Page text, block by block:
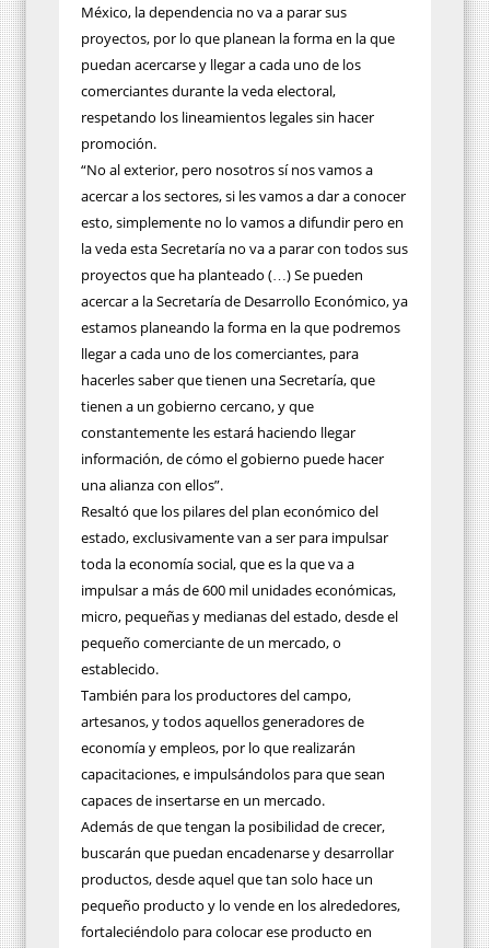
México, la dependencia no va a parar sus
proyectos, por lo que planean la forma en la que
puedan acercarse y llegar a cada uno de los
comerciantes durante la veda electoral,
respetando los lineamientos legales sin hacer
promoción.
“No al exterior, pero nosotros sí nos vamos a
acercar a los sectores, si les vamos a dar a conocer
esto, simplemente no lo vamos a difundir pero en
la veda esta Secretaría no va a parar con todos sus
proyectos que ha planteado (…) Se pueden
acercar a la Secretaría de Desarrollo Económico, ya
estamos planeando la forma en la que podremos
llegar a cada uno de los comerciantes, para
hacerles saber que tienen una Secretaría, que
tienen a un gobierno cercano, y que
constantemente les estará haciendo llegar
información, de cómo el gobierno puede hacer
una alianza con ellos”.
Resaltó que los pilares del plan económico del
estado, exclusivamente van a ser para impulsar
toda la economía social, que es la que va a
impulsar a más de 600 mil unidades económicas,
micro, pequeñas y medianas del estado, desde el
pequeño comerciante de un mercado, o
establecido.
También para los productores del campo,
artesanos, y todos aquellos generadores de
economía y empleos, por lo que realizarán
capacitaciones, e impulsándolos para que sean
capaces de insertarse en un mercado.
Además de que tengan la posibilidad de crecer,
buscarán que puedan encadenarse y desarrollar
productos, desde aquel que tan solo hace un
pequeño producto y lo vende en los alrededores,
fortaleciéndolo para colocar ese producto en